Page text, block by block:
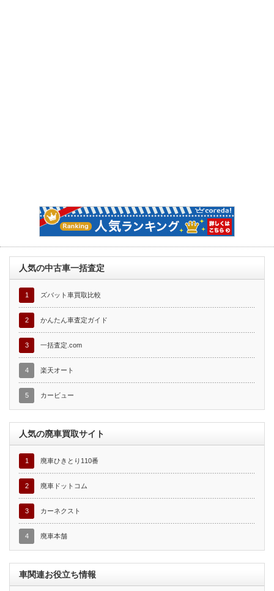
人気の中古車一括査定
1 ズバット車買取比較
2 かんたん車査定ガイド
3 一括査定.com
4 楽天オート
5 カービュー
人気の廃車買取サイト
1 廃車ひきとり110番
2 廃車ドットコム
3 カーネクスト
4 廃車本舗
車関連お役立ち情報